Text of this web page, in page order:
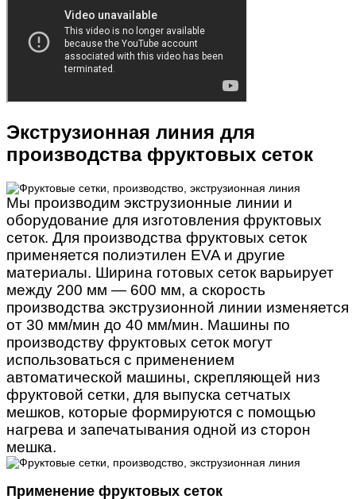
Экструзионная линия для
производства фруктовых сеток
Мы производим экструзионные линии и
оборудование для изготовления фруктовых
сеток. Для производства фруктовых сеток
применяется полиэтилен EVA и другие
материалы. Ширина готовых сеток варьирует
между 200 мм — 600 мм, а скорость
производства экструзионной линии изменяется
от 30 мм/мин до 40 мм/мин. Машины по
производству фруктовых сеток могут
использоваться с применением
автоматической машины, скрепляющей низ
фруктовой сетки, для выпуска сетчатых
мешков, которые формируются с помощью
нагрева и запечатывания одной из сторон
мешка.
Применение фруктовых сеток